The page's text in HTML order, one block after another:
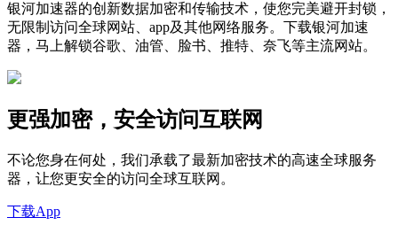
银河加速器的创新数据加密和传输技术，使您完美避开封锁，
无限制访问全球网站、app及其他网络服务。下载银河加速
器，马上解锁谷歌、油管、脸书、推特、奈飞等主流网站。
更强加密，安全访问互联网
不论您身在何处，我们承载了最新加密技术的高速全球服务
器，让您更安全的访问全球互联网。
下载App